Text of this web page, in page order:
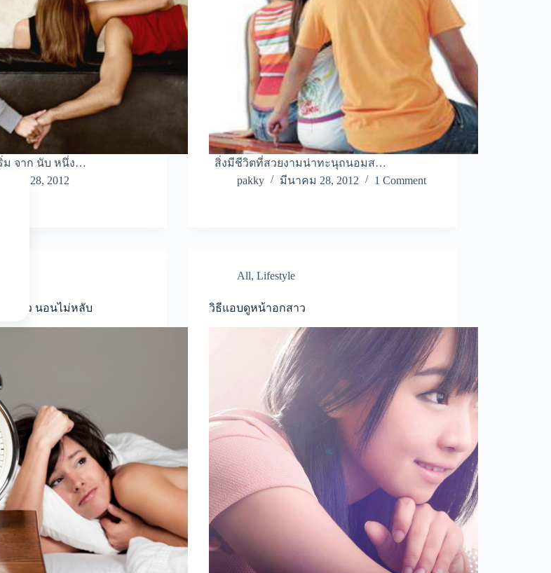
ริ่ม จาก นับ หนึ่ง…
นาคม 28, 2012
สิ่งมีชีวิตที่สวยงามน่าทะนุถนอมส…
pakky
มีนาคม 28, 2012 1 Comment
วดหัว นอนไม่หลับ
All,Lifestyle
วิธีแอบดูหน้าอกสาว